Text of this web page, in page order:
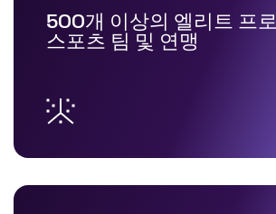
500개 이상의 엘리트 프로
스포츠 팀 및 연맹